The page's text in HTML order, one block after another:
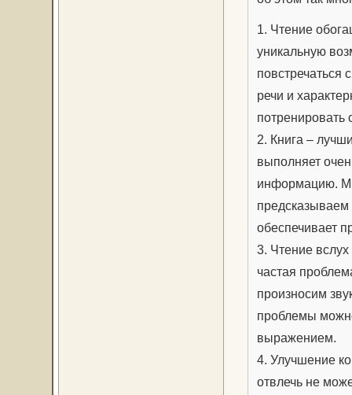
1. Чтение
уникальную
повстречаться
речи и
потренировать
2. Книга –
выполняет
информацию.
предсказываем
обеспечивает
3. Чтение
частая
произносим
проблемы
выражением.
4. Улучшение
отвлечь не